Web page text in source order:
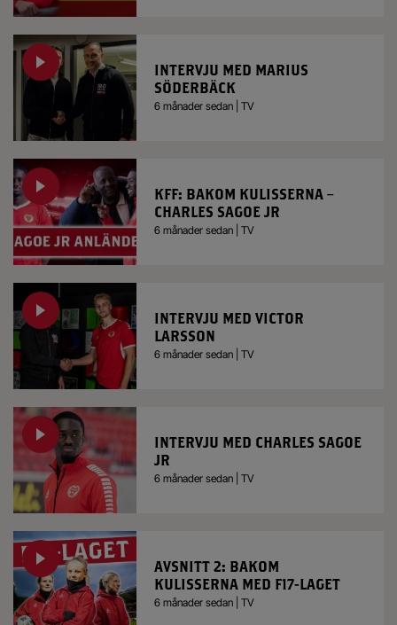
INTERVJU MED MARIUS
SÖDERBÄCK
6 månader sedan | TV
KFF: BAKOM KULISSERNA –
CHARLES SAGOE JR
6 månader sedan | TV
INTERVJU MED VICTOR
LARSSON
6 månader sedan | TV
INTERVJU MED CHARLES SAGOE
JR
6 månader sedan | TV
AVSNITT 2: BAKOM
KULISSERNA MED F17-LAGET
6 månader sedan | TV